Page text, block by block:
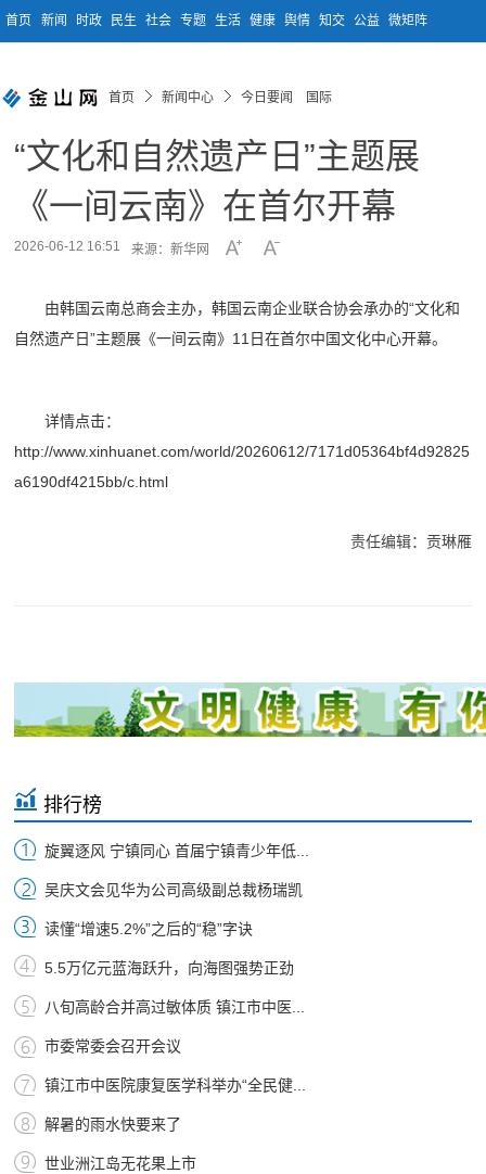
首页 新闻 时政 民生 社会 专题 生活 健康 舆情 知交 公益 微矩阵
首页 新闻中心 今日要闻 国际
“文化和自然遗产日”主题展
《一间云南》在首尔开幕
2026-06-12 16:51 来源：新华网
由韩国云南总商会主办，韩国云南企业联合协会承办的“文化和
自然遗产日”主题展《一间云南》11日在首尔中国文化中心开幕。
详情点击：
http://www.xinhuanet.com/world/20260612/7171d05364bf4d92825
a6190df4215bb/c.html
责任编辑：贡琳雁
排行榜
旋翼逐风 宁镇同心 首届宁镇青少年低...
吴庆文会见华为公司高级副总裁杨瑞凯
读懂“增速5.2%”之后的“稳”字诀
5.5万亿元蓝海跃升，向海图强势正劲
八旬高龄合并高过敏体质 镇江市中医...
市委常委会召开会议
镇江市中医院康复医学科举办“全民健...
解暑的雨水快要来了
世业洲江岛无花果上市